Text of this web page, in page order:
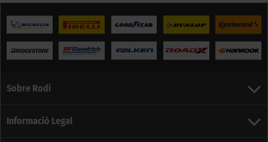
Sobre Rodi
Informació Legal